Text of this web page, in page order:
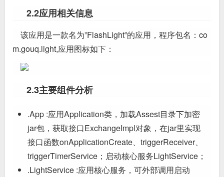
2.2应用相关信息
该应用是一款名为”FlashLight”的应用，程序包名：co
m.gouq.light,应用图标如下：
2.3主要组件分析
.App :应用Application类，加载Assest目录下加密
jar包，获取接口ExchangeImpl对象，在jar里实现
接口函数onApplicationCreate、triggerReceiver、
triggerTimerService；启动核心服务LightService；
.LightService :应用核心服务，可外部调用启动